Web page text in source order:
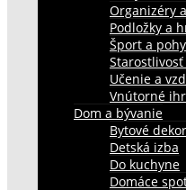
Organizéry
Podložky a
Šport a
Učenie a
Vnútorné
Dom a bývanie
Bytové
Detská izba
Do kuchyne
Domáce